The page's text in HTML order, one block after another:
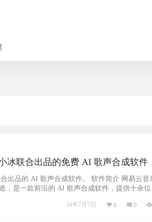
冰联合出品的免费 AI 歌声合成软件
出品的 AI 歌声合成软件。 软件简介 网易云音
，是一款前沿的 AI 歌声合成软件，提供十余位
图 软件下载 官网：https://singer.xiaoice.com/
24年7月7日 0 0